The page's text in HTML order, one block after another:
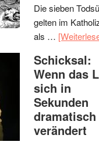
Die sieben
gelten im
als …
Schicksal:
Wenn das
sich in
Sekunden
dramatisch
verändert